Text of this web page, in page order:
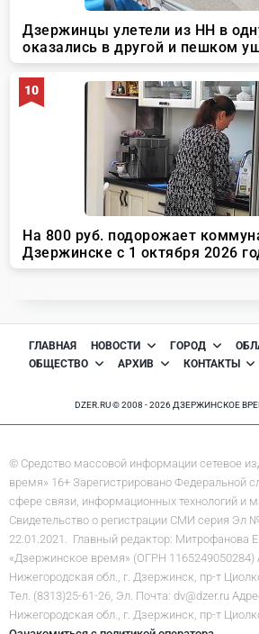
ГЛАВНАЯ НОВОСТИ ГОРОД
ОБЩЕСТВО
АРХИВ КОНТАКТЫ
DZER.RU © 2008 - 2026 ДЗЕРЖИНСКОЕ
© Средство массовой информации сетевое
время» 16+ Зарегистрировано Федеральной
сфере связи, информационных технологий и
Свидетельство о регистрации СМИ серия Эл
22.01.2021. Главный редактор: Митрофанова
«Дзержинское время» (ОГРН 1165249050284)
Нижегородская обл., г. Дзержинск, пр-т
Тел. (8313)25-61-26, Эл. Почта: dv@dzer.ru
Нижегородская обл., г. Дзержинск, пр-т